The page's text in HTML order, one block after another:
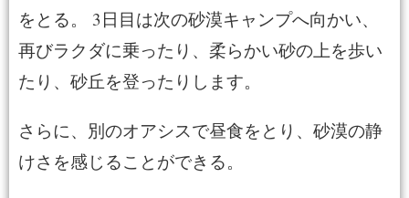
をとる。 3日目は次の砂漠キャンプへ向かい、
再びラクダに乗ったり、柔らかい砂の上を歩い
たり、砂丘を登ったりします。
さらに、別のオアシスで昼食をとり、砂漠の静
けさを感じることができる。